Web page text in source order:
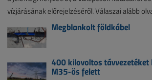
vízjárásának előrejelzéséről. Válaszai alább
Megblankolt földkábel
400 kilovoltos távvezetéket
M35-ös felett